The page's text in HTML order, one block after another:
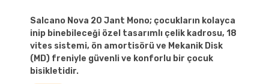
Salcano Nova 20 Jant Mono; çocukların kolayca
inip binebileceği özel tasarımlı çelik kadrosu, 18
vites sistemi, ön amortisörü ve Mekanik Disk
(MD) freniyle güvenli ve konforlu bir çocuk
bisikletidir.